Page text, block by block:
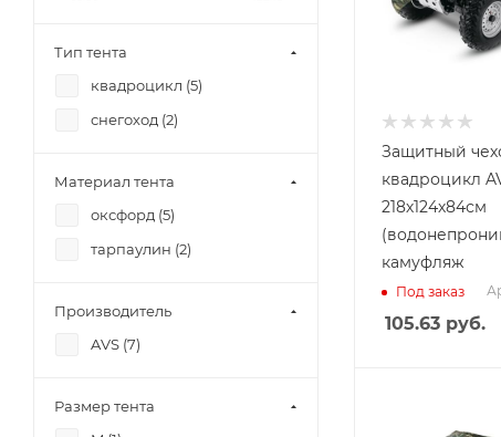
Защитный
квадроцикл
218х124х84см
камуфляж
Под заказ
105.63 руб.
Тип тента
квадроцикл (5)
снегоход (2)
Материал тента
оксфорд (5)
тарпаулин (2)
Производитель
AVS (7)
Размер тента